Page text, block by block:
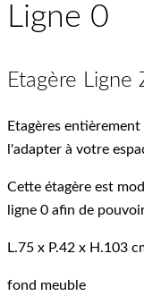
Ligne 0
Etagère Ligne
Etagères
l'adapter à votre
Cette étagère est
ligne 0 afin de
L.75 x P.42 x H.103
fond meuble